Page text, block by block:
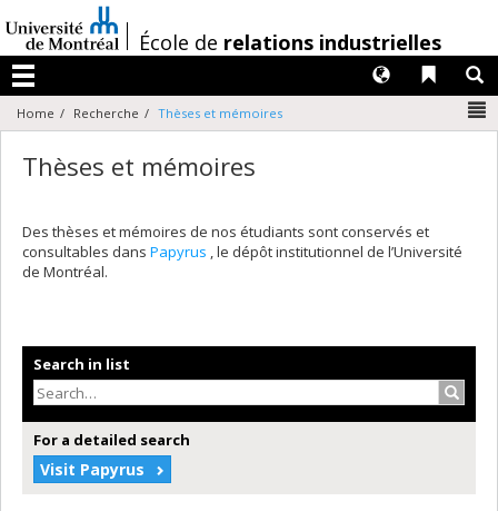
au
contenu
/École de relations industrielles
Menu
Liens
Langues
Home Recherche Thèses et mémoires
Thèses et mémoires
Des thèses et mémoires de nos étudiants sont conservés et
consultables dans Papyrus , le dépôt institutionnel de l’Université
de Montréal.
Search in list
For a detailed search
Visit Papyrus